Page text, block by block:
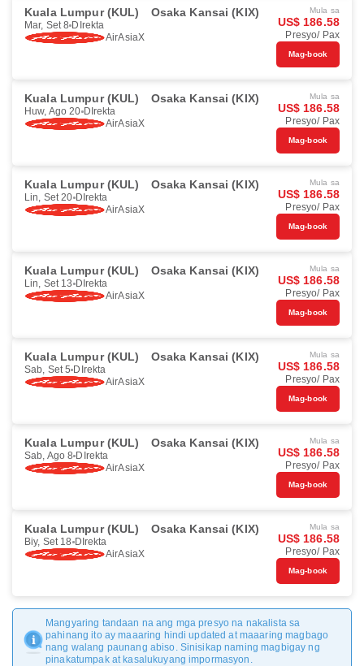
Kuala Lumpur (KUL) Osaka Kansai (KIX)
Mar, Set 8 DIrekta
AirAsiaX
Mula sa
US$ 186.58
Presyo/ Pax
Mag-book
Kuala Lumpur (KUL) Osaka Kansai (KIX)
Huw, Ago 20 DIrekta
AirAsiaX
Mula sa
US$ 186.58
Presyo/ Pax
Mag-book
Kuala Lumpur (KUL) Osaka Kansai (KIX)
Lin, Set 20 DIrekta
AirAsiaX
Mula sa
US$ 186.58
Presyo/ Pax
Mag-book
Kuala Lumpur (KUL) Osaka Kansai (KIX)
Lin, Set 13 DIrekta
AirAsiaX
Mula sa
US$ 186.58
Presyo/ Pax
Mag-book
Kuala Lumpur (KUL) Osaka Kansai (KIX)
Sab, Set 5 DIrekta
AirAsiaX
Mula sa
US$ 186.58
Presyo/ Pax
Mag-book
Kuala Lumpur (KUL) Osaka Kansai (KIX)
Sab, Ago 8 DIrekta
AirAsiaX
Mula sa
US$ 186.58
Presyo/ Pax
Mag-book
Kuala Lumpur (KUL) Osaka Kansai (KIX)
Biy, Set 18 DIrekta
AirAsiaX
Mula sa
US$ 186.58
Presyo/ Pax
Mag-book
Mangyaring tandaan na ang mga presyo na nakalista sa
pahinang ito ay maaaring hindi updated at maaaring magbago
nang walang paunang abiso. Sinisikap naming magbigay ng
pinakatumpak at kasalukuyang impormasyon.